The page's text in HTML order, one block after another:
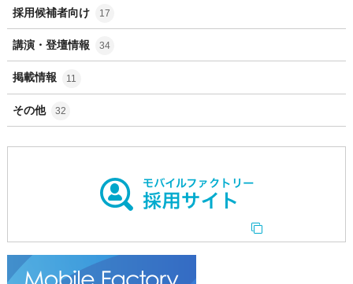
採用候補者向け 17
講演・登壇情報 34
掲載情報 11
その他 32